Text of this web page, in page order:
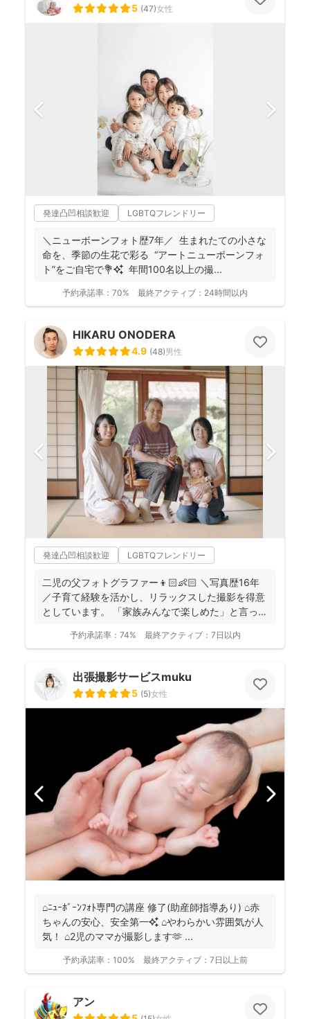
5 (47)女性
発達凸凹相談歓迎 LGBTQフレンドリー
＼ニューボーンフォト歴7年／ 生まれたての小さな
命を、季節の生花で彩る “アートニューボーンフォ
ト”をご自宅で💐✨ 年間100名以上の撮...
予約承諾率： 70% 最終アクティブ： 24時間以内
HIKARU ONODERA
4.9 (48)男性
発達凸凹相談歓迎 LGBTQフレンドリー
二児の父フォトグラファー👦🏻👶🏻 ＼写真歴16年
／子育て経験を活かし、リラックスした撮影を得意
としています。 「家族みんなで楽しめた」と言って
予約承諾率： 74% 最終アクティブ： 7日以内
出張撮影サービスmuku
5 (5)女性
⌂ﾆｭｰﾎﾞｰﾝﾌｫﾄ専門の講座 修了(助産師指導あり) ⌂赤
ちゃんの安心、安全第一✨ ⌂やわらかい雰囲気が人
気！ ⌂2児のママが撮影します🫶 ...
予約承諾率： 100% 最終アクティブ： 7日以上前
アン